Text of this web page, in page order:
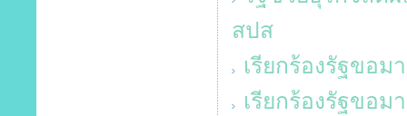
สปส
เรียกร้องรัฐขอม
เรียกร้องรัฐขอม